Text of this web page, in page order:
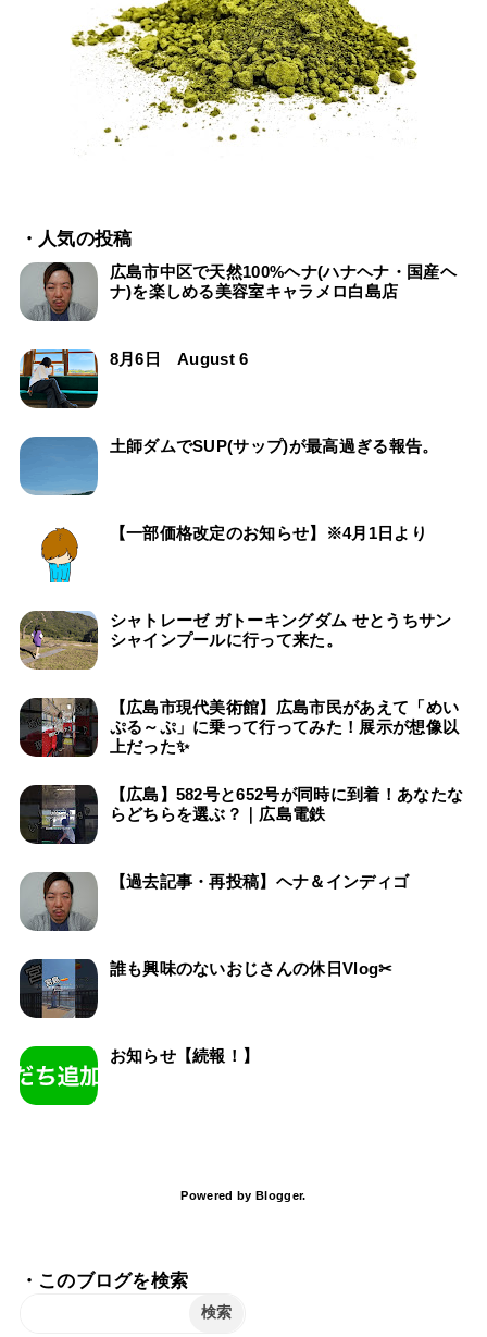
・人気の投稿
広島市中区で天然100%ヘナ(ハナヘナ・国産ヘ
ナ)を楽しめる美容室キャラメロ白島店
8月6日 August 6
土師ダムでSUP(サップ)が最高過ぎる報告。
【一部価格改定のお知らせ】※4月1日より
シャトレーゼ ガトーキングダム せとうちサン
シャインプールに行って来た。
【広島市現代美術館】広島市民があえて「めい
ぷる～ぷ」に乗って行ってみた！展示が想像以
上だった✨
【広島】582号と652号が同時に到着！あなたな
らどちらを選ぶ？｜広島電鉄
【過去記事・再投稿】ヘナ＆インディゴ
誰も興味のないおじさんの休日Vlog✂
お知らせ【続報！】
Powered by Blogger.
・このブログを検索